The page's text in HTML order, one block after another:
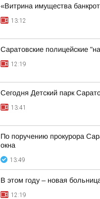
«Витрина имущества
13:12
Саратовские полицейские
12:19
Сегодня Детский парк
13:41
По поручению прокурора
окна
13:49
В этом году – новая
12:19